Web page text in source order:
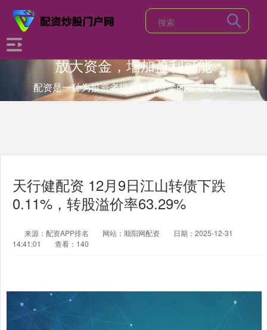
放大资金，增加盈利可能
配资是一种为投资者提供杠杆资金的金融服务！
天行健配资 12月9日江山转债下跌
0.11%，转股溢价率63.29%
来源：配资APP排名 网站：顺阳网配资
日期：2025-12-31
14:41:01
查看：140